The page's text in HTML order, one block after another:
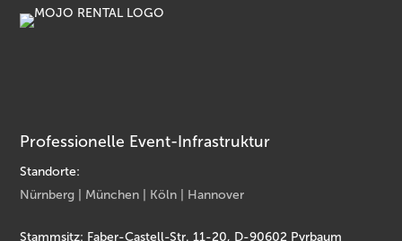
Professionelle Event-Infrastruktur
Standorte:
Nürnberg | München | Köln | Hannover
Stammsitz: Faber-Castell-Str. 11-20, D-90602 Pyrbaum